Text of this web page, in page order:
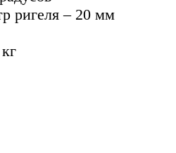
ригеля – 20 мм